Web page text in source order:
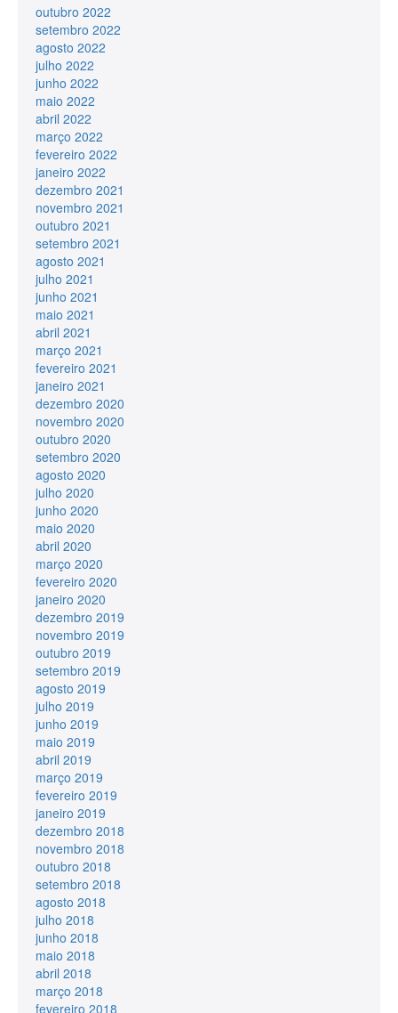
outubro 2022
setembro 2022
agosto 2022
julho 2022
junho 2022
maio 2022
abril 2022
março 2022
fevereiro 2022
janeiro 2022
dezembro 2021
novembro 2021
outubro 2021
setembro 2021
agosto 2021
julho 2021
junho 2021
maio 2021
abril 2021
março 2021
fevereiro 2021
janeiro 2021
dezembro 2020
novembro 2020
outubro 2020
setembro 2020
agosto 2020
julho 2020
junho 2020
maio 2020
abril 2020
março 2020
fevereiro 2020
janeiro 2020
dezembro 2019
novembro 2019
outubro 2019
setembro 2019
agosto 2019
julho 2019
junho 2019
maio 2019
abril 2019
março 2019
fevereiro 2019
janeiro 2019
dezembro 2018
novembro 2018
outubro 2018
setembro 2018
agosto 2018
julho 2018
junho 2018
maio 2018
abril 2018
março 2018
fevereiro 2018